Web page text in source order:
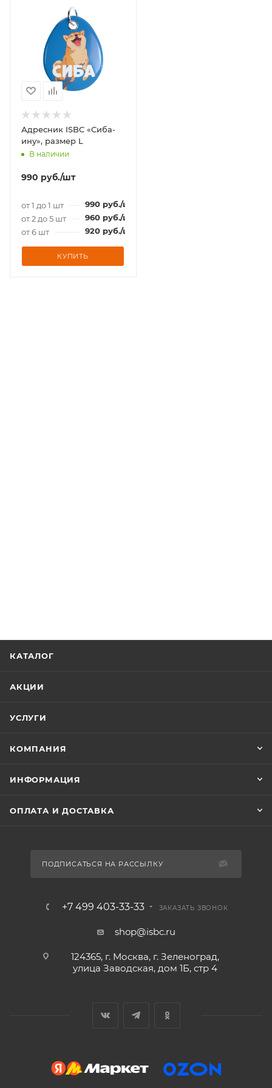
Адресник ISBC «Сиба-
ину», размер L
В наличии
990 руб./шт
от 1 до 1 шт 990руб./шт
от 2 до 5 шт
960руб./шт
от 6 шт
920руб./шт
КУПИТЬ
КАТАЛОГ
АКЦИИ
УСЛУГИ
КОМПАНИЯ
ИНФОРМАЦИЯ
ОПЛАТА И ДОСТАВКА
ПОДПИСАТЬСЯ НА РАССЫЛКУ
+7 499 403-33-33 ЗАКАЗАТЬ ЗВОНОК
shop@isbc.ru
124365, г. Москва, г. Зеленоград,
улица Заводская, дом 1Б, стр 4